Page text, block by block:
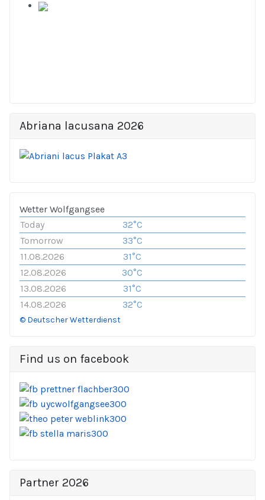
Abriana lacusana 2026
Wetter Wolfgangsee
Today
32°C
Tomorrow
33°C
11.08.2026
31°C
12.08.2026
30°C
13.08.2026
31°C
14.08.2026
32°C
© Deutscher Wetterdienst
Find us on facebook
Partner 2026